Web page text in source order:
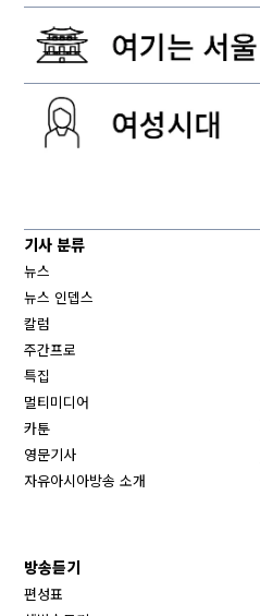
기사 분류
뉴스
뉴스 인뎁스
칼럼
주간프로
특집
멀티미디어
카툰
영문기사
자유아시아방송 소개
방송듣기
편성표